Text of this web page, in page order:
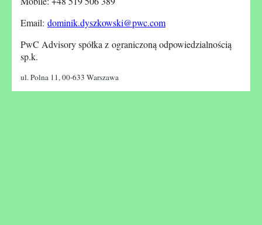
Email: dominik.dyszkowski@pwc.com
PwC Advisory spółka z ograniczoną odpowiedzialnością
sp.k.
ul. Polna 11, 00-633 Warszawa